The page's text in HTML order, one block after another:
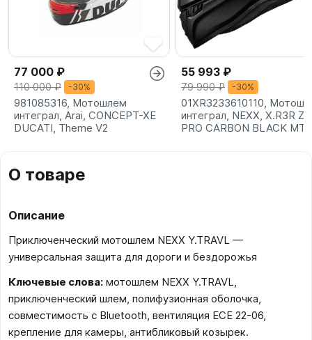
77 000 ₽
110 000 ₽ -30%
981085316, Мотошлем
интеграл, Arai, CONCEPT-XE
DUCATI, Theme V2
55 993 ₽
79 990 ₽ -30%
01XR3233610110,
интеграл, NEXX, X.R3R
PRO CARBON BLACK MT
О товаре
Описание
Приключенческий мотошлем NEXX Y.TRAVL —
универсальная защита для дороги и бездорожья
Ключевые слова: мотошлем NEXX Y.TRAVL,
приключенческий шлем, полифузионная оболочка,
совместимость с Bluetooth, вентиляция ECE 22-06,
крепление для камеры, антибликовый козырек.